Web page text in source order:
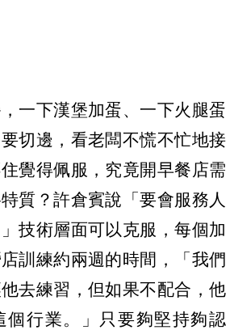
一下漢堡加蛋、一下火腿蛋
切邊，看老闆不慌不忙地接
覺得佩服，究竟開早餐店需
質？許倉賓說「要會服務人
技術層面可以克服，每個加
訓練約兩週的時間，「我們
去練習，但如果不配合，他
個行業。」只要夠堅持夠認